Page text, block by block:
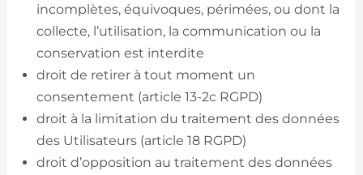
incomplètes, équivoques, périmées, ou dont la
collecte, l’utilisation, la communication ou la
conservation est interdite
droit de retirer à tout moment un
consentement (article 13-2c RGPD)
droit à la limitation du traitement des données
des Utilisateurs (article 18 RGPD)
droit d’opposition au traitement des données